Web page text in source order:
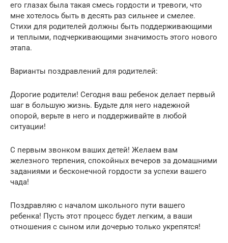
его глазах была такая смесь гордости и тревоги, что
мне хотелось быть в десять раз сильнее и смелее.
Стихи для родителей должны быть поддерживающими
и теплыми, подчеркивающими значимость этого нового
этапа.
Варианты поздравлений для родителей:
Дорогие родители! Сегодня ваш ребенок делает первый
шаг в большую жизнь. Будьте для него надежной
опорой, верьте в него и поддерживайте в любой
ситуации!
С первым звонком ваших детей! Желаем вам
железного терпения, спокойных вечеров за домашними
заданиями и бесконечной гордости за успехи вашего
чада!
Поздравляю с началом школьного пути вашего
ребенка! Пусть этот процесс будет легким, а ваши
отношения с сыном или дочерью только укрепятся!